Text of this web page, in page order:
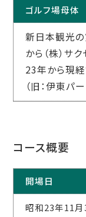
ゴルフ場母体
新日本観光の
から（株）サ
23年から現経
（旧：伊東パ
コース概要
開場日
昭和23年11月